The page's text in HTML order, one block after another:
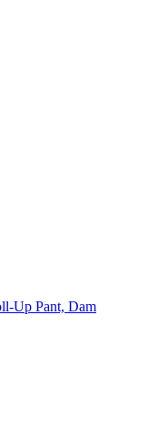
Up Pant, Dam